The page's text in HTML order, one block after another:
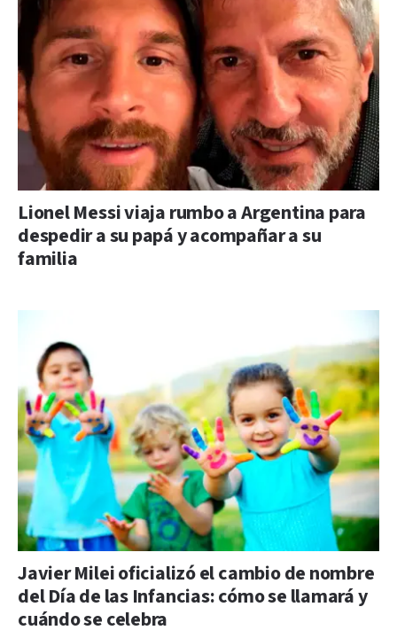
Lionel Messi viaja rumbo a Argentina para
despedir a su papá y acompañar a su
familia
Javier Milei oficializó el cambio de nombre
del Día de las Infancias: cómo se llamará y
cuándo se celebra